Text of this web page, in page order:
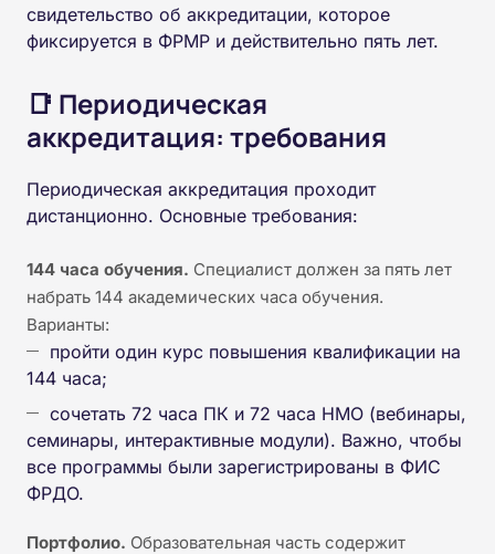
свидетельство об аккредитации, которое
фиксируется в ФРМР и действительно пять лет.
📑 Периодическая
аккредитация: требования
Периодическая аккредитация проходит
дистанционно. Основные требования:
144 часа обучения. Специалист должен за пять лет
набрать 144 академических часа обучения.
Варианты:
пройти один курс повышения квалификации на
144 часа;
сочетать 72 часа ПК и 72 часа НМО (вебинары,
семинары, интерактивные модули). Важно, чтобы
все программы были зарегистрированы в ФИС
ФРДО.
Портфолио. Образовательная часть содержит